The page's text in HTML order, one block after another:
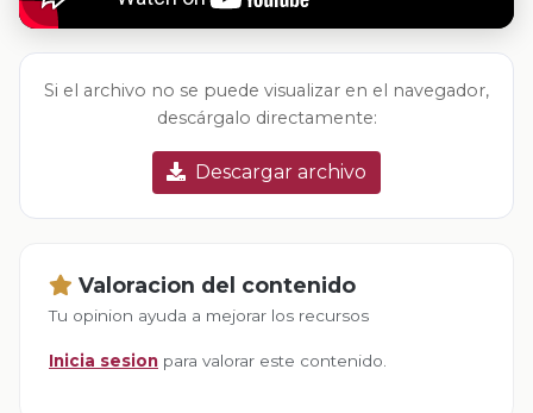
Si el archivo no se puede visualizar en el navegador,
descárgalo directamente:
Descargar archivo
Valoracion del contenido
Tu opinion ayuda a mejorar los recursos
Inicia sesion para valorar este contenido.